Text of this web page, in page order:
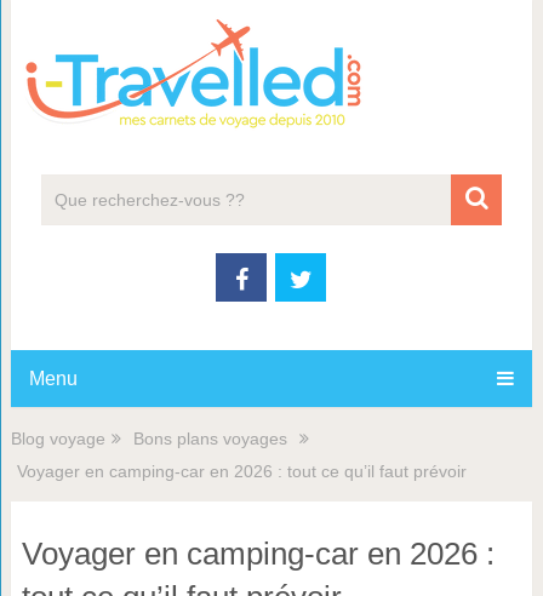
Menu
Blog voyage
Bons plans voyages
Voyager en camping-car en 2026 : tout ce qu’il faut prévoir
Voyager en camping-car en 2026 :